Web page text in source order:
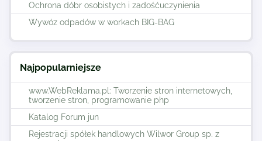
Ochrona dóbr osobistych i zadośćuczynienia
Wywóz odpadów w workach BIG-BAG
Najpopularniejsze
www.WebReklama.pl: Tworzenie stron internetowych,
tworzenie stron, programowanie php
Katalog Forum jun
Rejestracji spółek handlowych Wilwor Group sp. z